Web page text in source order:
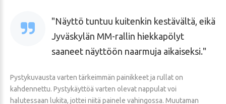
Näyttö tuntuu kuitenkin kestävältä, eikä
Jyväskylän MM-rallin hiekkapölyt
saaneet näyttöön naarmuja aikaiseksi.
Pystykuvausta varten tärkeimmän painikkeet ja rullat on
kahdennettu. Pystykäyttöä varten olevat nappulat voi
halutessaan lukita, jottei niitä painele vahingossa. Muutaman